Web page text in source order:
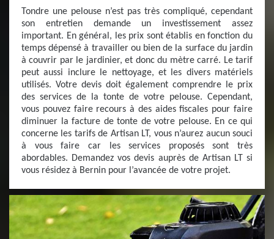
Tondre une pelouse n’est pas très compliqué, cependant
son entretien demande un investissement assez
important. En général, les prix sont établis en fonction du
temps dépensé à travailler ou bien de la surface du jardin
à couvrir par le jardinier, et donc du mètre carré. Le tarif
peut aussi inclure le nettoyage, et les divers matériels
utilisés. Votre devis doit également comprendre le prix
des services de la tonte de votre pelouse. Cependant,
vous pouvez faire recours à des aides fiscales pour faire
diminuer la facture de tonte de votre pelouse. En ce qui
concerne les tarifs de Artisan LT, vous n’aurez aucun souci
à vous faire car les services proposés sont très
abordables. Demandez vos devis auprès de Artisan LT si
vous résidez à Bernin pour l’avancée de votre projet.